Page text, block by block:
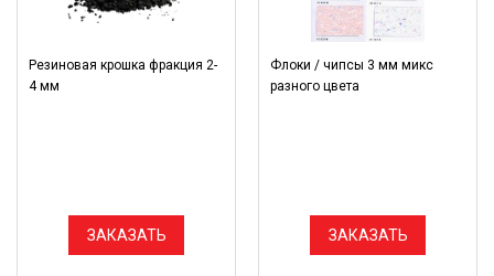
Резиновая крошка фракция 2-
4 мм
ЗАКАЗАТЬ
Флоки / чипсы 3 мм микс
разного цвета
ЗАКАЗАТЬ